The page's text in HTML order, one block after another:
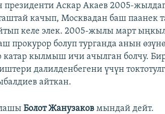
президенти Аскар Акаев 2005-
качып, Москвадан баш паанек
келе элек. 2005-жылы март
прокурор болуп турганда анын
катар кылмыш ичи ачылган болчу.
далилденбегени үчүн
айткан.
Болот Жанузаковмындай дейт.